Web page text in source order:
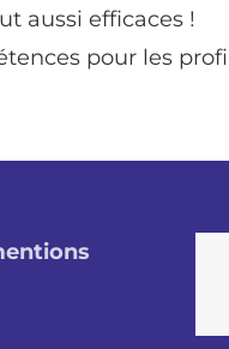
aussi efficaces !
pour les